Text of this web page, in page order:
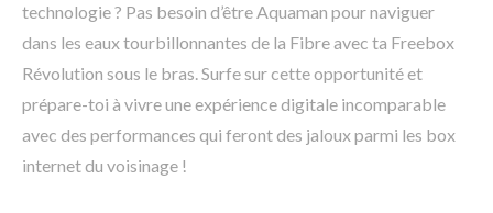
technologie ? Pas besoin d’être Aquaman pour naviguer
dans les eaux tourbillonnantes de la Fibre avec ta Freebox
Révolution sous le bras. Surfe sur cette opportunité et
prépare-toi à vivre une expérience digitale incomparable
avec des performances qui feront des jaloux parmi les box
internet du voisinage !